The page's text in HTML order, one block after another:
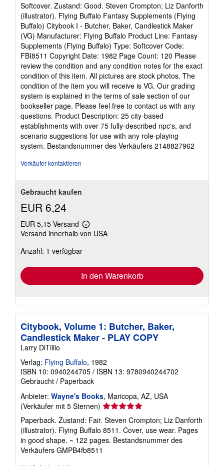
k
o
s
t
e
n
von
5
Sternen
Softcover. Zustand: Good. Steven Crompton; Liz Danforth
(illustrator). Flying Buffalo Fantasy Supplements (Flying
Buffalo) Citybook I - Butcher, Baker, Candlestick Maker
(VG) Manufacturer: Flying Buffalo Product Line: Fantasy
Supplements (Flying Buffalo) Type: Softcover Code:
FBI8511 Copyright Date: 1982 Page Count: 120 Please
review the condition and any condition notes for the exact
condition of this item. All pictures are stock photos. The
condition of the item you will receive is VG. Our grading
system is explained in the terms of sale section of our
bookseller page. Please feel free to contact us with any
questions. Product Description: 25 city-based
establishments with over 75 fully-described npc's, and
scenario suggestions for use with any role-playing
system. Bestandsnummer des Verkäufers 2148827962
Verkäufer kontaktieren
Gebraucht kaufen
EUR 6,24
EUR 5,15 Versand
Weitere
Informationen
Versand innerhalb von USA
Anzahl: 1 verfügbar
In den Warenkorb
Citybook, Volume 1: Butcher, Baker,
Candlestick Maker - PLAY COPY
Larry DiTillio
Verlag: Flying Buffalo, 1982
ISBN 10: 0940244705 / ISBN 13: 9780940244702
Gebraucht / Paperback
Anbieter: Wayne's Books, Maricopa, AZ, USA
(Verkäufer mit 5 Sternen) Verkäuferbewertung
5
von
5
Sternen
Paperback. Zustand: Fair. Steven Crompton; Liz Danforth
(illustrator). Flying Buffalo 8511. Cover, use wear. Pages
in good shape. ~ 122 pages. Bestandsnummer des
Verkäufers GMPB4fb8511